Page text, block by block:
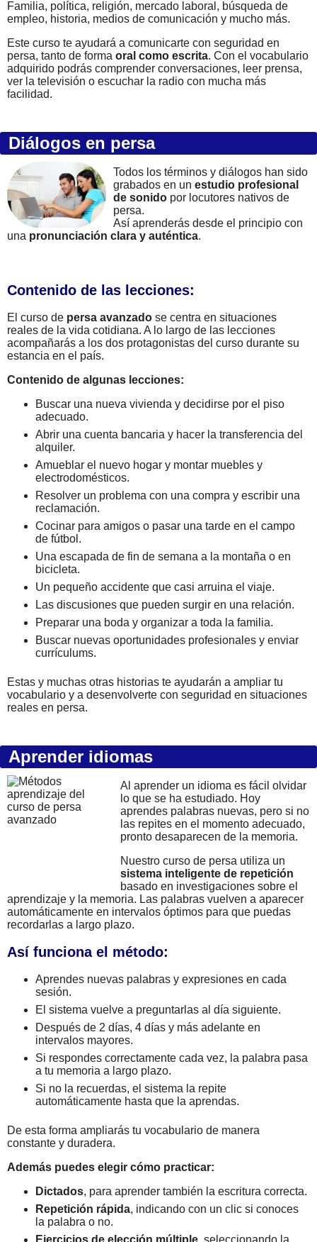
Familia, política, religión, mercado laboral, búsqueda de
empleo, historia, medios de comunicación y mucho más.
Este curso te ayudará a comunicarte con seguridad en
persa, tanto de forma oral como escrita. Con el vocabulario
adquirido podrás comprender conversaciones, leer prensa,
ver la televisión o escuchar la radio con mucha más
facilidad.
Diálogos en persa
Todos los términos y diálogos han sido
grabados en un estudio profesional
de sonido por locutores nativos de
persa.
Así aprenderás desde el principio con
una pronunciación clara y auténtica.
Contenido de las lecciones:
El curso de persa avanzado se centra en situaciones
reales de la vida cotidiana. A lo largo de las lecciones
acompañarás a los dos protagonistas del curso durante su
estancia en el país.
Contenido de algunas lecciones:
Buscar una nueva vivienda y decidirse por el piso
adecuado.
Abrir una cuenta bancaria y hacer la transferencia del
alquiler.
Amueblar el nuevo hogar y montar muebles y
electrodomésticos.
Resolver un problema con una compra y escribir una
reclamación.
Cocinar para amigos o pasar una tarde en el campo
de fútbol.
Una escapada de fin de semana a la montaña o en
bicicleta.
Un pequeño accidente que casi arruina el viaje.
Las discusiones que pueden surgir en una relación.
Preparar una boda y organizar a toda la familia.
Buscar nuevas oportunidades profesionales y enviar
currículums.
Estas y muchas otras historias te ayudarán a ampliar tu
vocabulario y a desenvolverte con seguridad en situaciones
reales en persa.
Aprender idiomas
Al aprender un idioma es fácil olvidar
lo que se ha estudiado. Hoy
aprendes palabras nuevas, pero si no
las repites en el momento adecuado,
pronto desaparecen de la memoria.
Nuestro curso de persa utiliza un
sistema inteligente de repetición
basado en investigaciones sobre el
aprendizaje y la memoria. Las palabras vuelven a aparecer
automáticamente en intervalos óptimos para que puedas
recordarlas a largo plazo.
Así funciona el método:
Aprendes nuevas palabras y expresiones en cada
sesión.
El sistema vuelve a preguntarlas al día siguiente.
Después de 2 días, 4 días y más adelante en
intervalos mayores.
Si respondes correctamente cada vez, la palabra pasa
a tu memoria a largo plazo.
Si no la recuerdas, el sistema la repite
automáticamente hasta que la aprendas.
De esta forma ampliarás tu vocabulario de manera
constante y duradera.
Además puedes elegir cómo practicar:
Dictados, para aprender también la escritura correcta.
Repetición rápida, indicando con un clic si conoces
la palabra o no.
Ejercicios de elección múltiple , seleccionando la